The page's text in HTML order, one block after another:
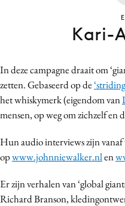
Artificial Intelligence
Campagnes
Carriere
Contentmarketing
Customer Experience
Data & Insights
Design
Digital transformation
In deze campagne draait om
zetten. Gebaseerd op de
het whiskymerk (eigendom van
mensen, op weg om zichzelf en
Hun audio interviews zijn vanaf
opwww.johnniewalker.nlen
Er zijn verhalen van ‘global
Richard Branson,
Kari-